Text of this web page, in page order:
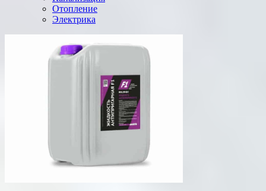
Отопление
Электрика